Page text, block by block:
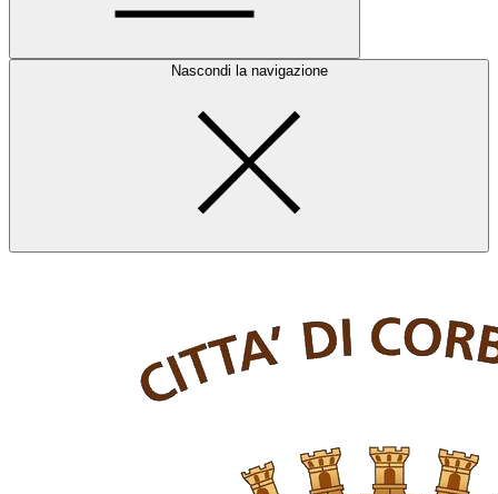
Nascondi la navigazione